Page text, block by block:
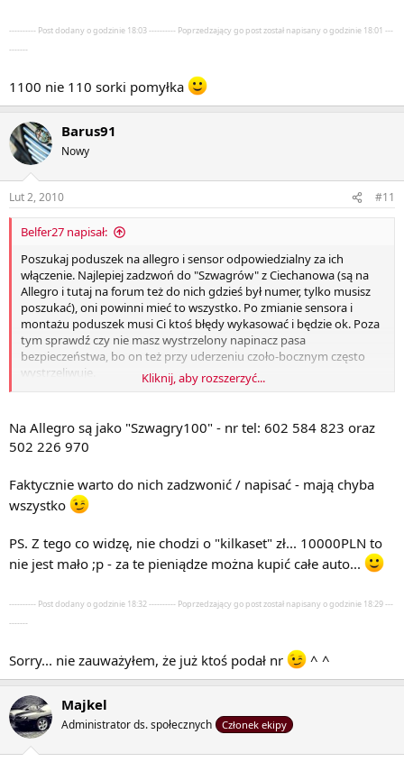
---------- Post dodany o godzinie 18:03 ---------- Poprzedzający go post został napisany o godzinie 18:01 ---
-------
1100 nie 110 sorki pomyłka
Barus91
Nowy
Lut 2, 2010 #11
Belfer27 napisał:
Poszukaj poduszek na allegro i sensor odpowiedzialny za ich
włączenie. Najlepiej zadzwoń do "Szwagrów" z Ciechanowa (są na
Allegro i tutaj na forum też do nich gdzieś był numer, tylko musisz
poszukać), oni powinni mieć to wszystko. Po zmianie sensora i
montażu poduszek musi Ci ktoś błędy wykasować i będzie ok. Poza
tym sprawdź czy nie masz wystrzelony napinacz pasa
bezpieczeństwa, bo on też przy uderzeniu czoło-bocznym często
wystrzeliwuje.
zaoszczędzić kilkaset złotych i mieć świadomość, że przy
ewentualnym wypadku Ci poduszki nie zadziałają, to nie ma sprawy.
Kliknij, aby rozszerzyć...
Na Allegro są jako "Szwagry100" - nr tel: 602 584 823 oraz
502 226 970
Faktycznie warto do nich zadzwonić / napisać - mają chyba
wszystko
PS. Z tego co widzę, nie chodzi o "kilkaset" zł... 10000PLN to
nie jest mało ;p - za te pieniądze można kupić całe auto...
---------- Post dodany o godzinie 18:32 ---------- Poprzedzający go post został napisany o godzinie 18:29 ---
-------
Sorry... nie zauważyłem, że już ktoś podał nr ^ ^
Majkel
Administrator ds. społecznych Członek ekipy